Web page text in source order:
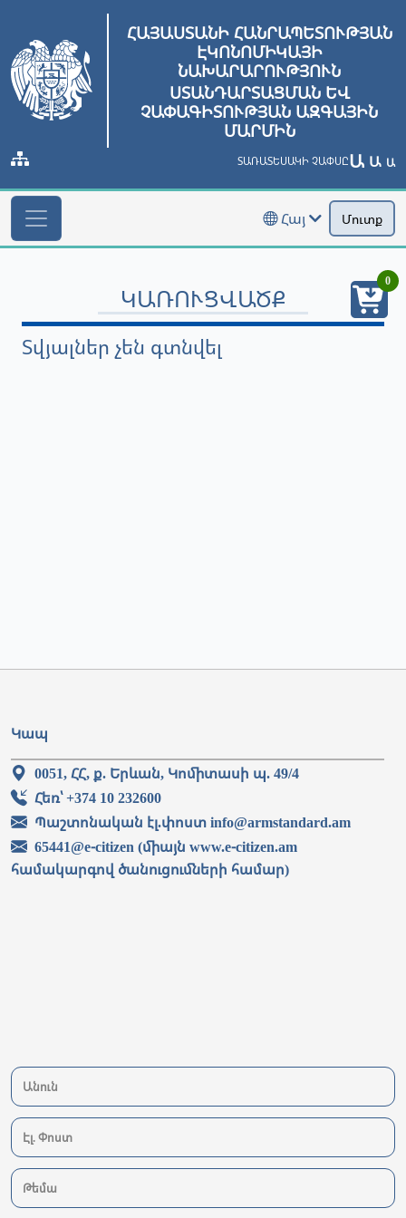
ՀԱՅԱՍՏԱՆԻ ՀԱՆՐԱՊԵՏՈՒԹՅԱՆ
ԷԿՈՆՈՄԻԿԱՅԻ
ՆԱԽԱՐԱՐՈՒԹՅՈՒՆ
ՍՏԱՆԴԱՐՏԱՑՄԱՆ ԵՎ
ՉԱՓԱԳԻՏՈՒԹՅԱՆ ԱԶԳԱՅԻՆ
ՄԱՐՄԻՆ
ՏԱՌԱՏԵՍԱԿԻ ՉԱՓՍԸԱ Ա Ա
Հայ Մուտք
ԿԱՌՈՒՑՎԱԾՔ
Տվյալներ չեն գտնվել
Կապ
0051, ՀՀ, ք. Երևան, Կոմիտասի պ. 49/4
Հեռ՝ +374 10 232600
Պաշտոնական էլ.փոստ info@armstandard.am
65441@e-citizen (միայն www.e-citizen.am
համակարգով ծանուցումների համար)
0